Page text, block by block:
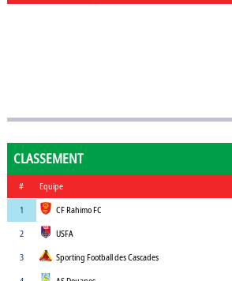
CLASSEMENT
# Equipe
1
CF Rahimo FC
2
USFA
3
Sporting Football des Cascades